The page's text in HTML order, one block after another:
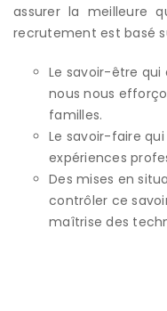
assurer la meilleure
recrutement est basé
Le savoir-être
nous nous
familles.
Le savoir-faire
expériences
Des mises en
contrôler ce
maîtrise des